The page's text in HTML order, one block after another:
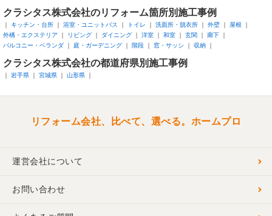
クラシタス株式会社のリフォーム箇所別施工事例
キッチン・台所 浴室・ユニットバス トイレ 洗面所・脱衣所 外壁
屋根
外構・エクステリア
リビング ダイニング 洋室 和室 玄関
廊下
バルコニー・ベランダ
庭・ガーデニング 階段 窓・サッシ 収納
クラシタス株式会社の都道府県別施工事例
岩手県 宮城県 山形県
リフォーム会社、比べて、選べる。ホームプロ
運営会社について
お問い合わせ